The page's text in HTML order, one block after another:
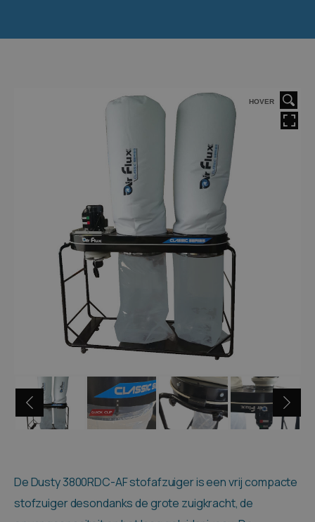
HOVER
De Dusty 3800RDC-AF stofafzuiger is een vrij compacte
stofzuiger desondanks de grote zuigkracht, de